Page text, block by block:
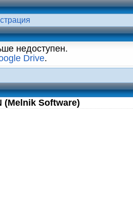
недоступен.
Drive.
(Melnik Software)